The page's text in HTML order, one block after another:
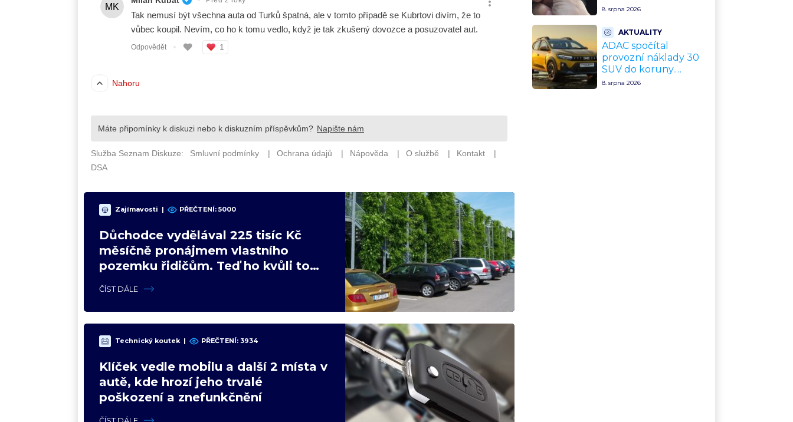
Zajímavosti | PŘEČTENÍ: 5000
Důchodce vydělával 225 tisíc Kč
měsíčně pronájmem vlastního
pozemku řidičům. Teď ho kvůli tomu
čeká soud
ČÍST DÁLE
Technický koutek | PŘEČTENÍ: 3934
Klíček vedle mobilu a další 2 místa v
autě, kde hrozí jeho trvalé
poškození a znefunkčnění
trik zachrání motor
desítky tisíc
8. srpna 2026
AKTUALITY
ADAC spočítal
provozní náklady 30
SUV do koruny.
Nejlevnější vyjde na
8. srpna 2026